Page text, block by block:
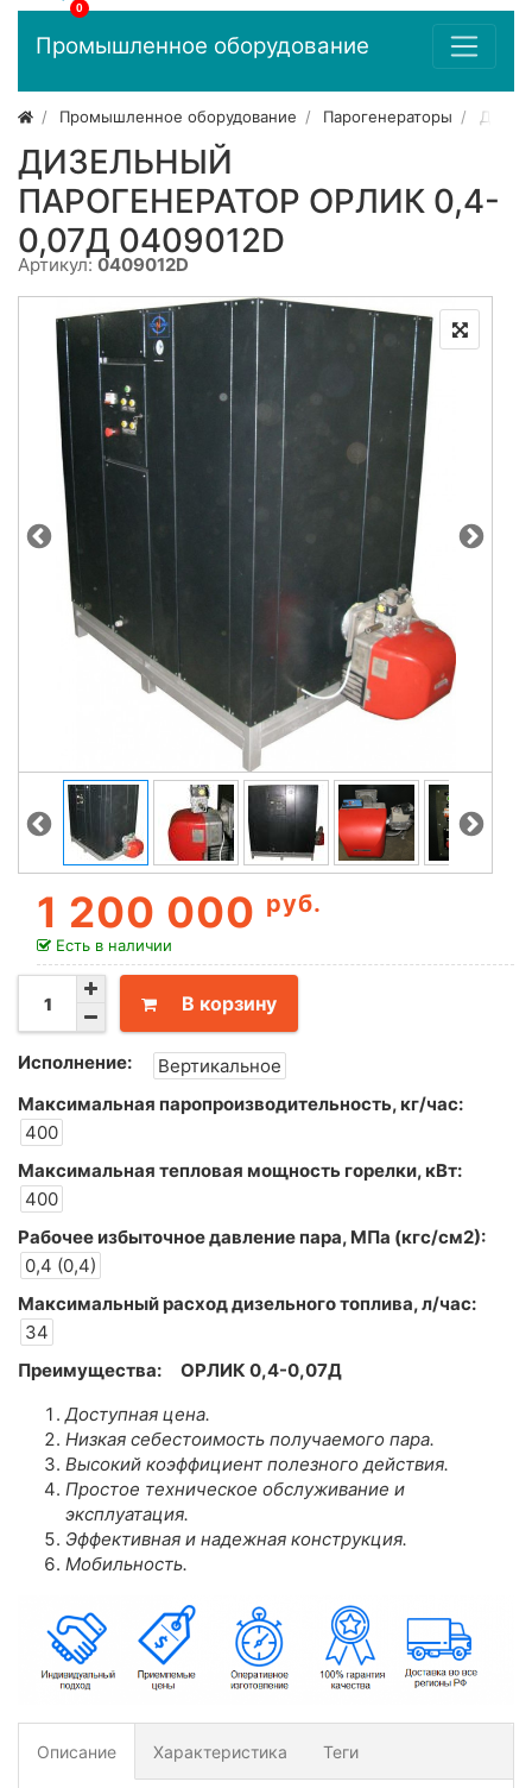
0
Промышленное оборудование
Промышленное оборудование Парогенераторы
ДИЗЕЛЬНЫЙ
ПАРОГЕНЕРАТОР ОРЛИК 0,4-
0,07Д 0409012D
Артикул: 0409012D
1 200 000 руб.
Есть в наличии
В корзину
Исполнение:
Вертикальное
Максимальная паропроизводительность, кг/час:
400
Максимальная тепловая мощность горелки, кВт:
400
Рабочее избыточное давление пара, МПа (кгс/см2):
0,4 (0,4)
Максимальный расход дизельного топлива, л/час:
34
Преимущества:
ОРЛИК 0,4-0,07Д
Доступная цена.
Низкая себестоимость получаемого пара.
Высокий коэффициент полезного действия.
Простое техническое обслуживание и
эксплуатация.
Эффективная и надежная конструкция.
Мобильность.
Описание Характеристика Теги